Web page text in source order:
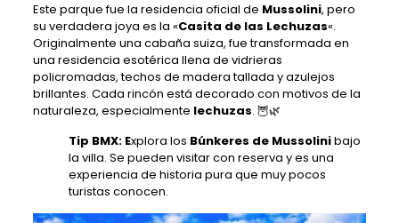
Este parque fue la residencia oficial de Mussolini, pero
su verdadera joya es la «Casita de las Lechuzas«.
Originalmente una cabaña suiza, fue transformada en
una residencia esotérica llena de vidrieras
policromadas, techos de madera tallada y azulejos
brillantes. Cada rincón está decorado con motivos de la
naturaleza, especialmente lechuzas. 🦉🌿
Tip BMX: Explora los Búnkeres de Mussolinibajo
la villa. Se pueden visitar con reserva y es una
experiencia de historia pura que muy pocos
turistas conocen.